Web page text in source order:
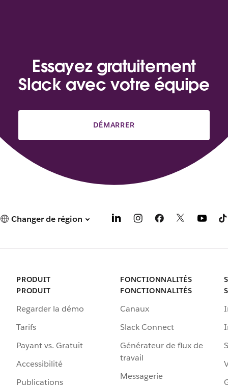
Essayez gratuitement
Slack avec votre équipe
DÉMARRER
Changer de région
PRODUIT
PRODUIT
Regarder la démo
Tarifs
Payant vs. Gratuit
Accessibilité
Publications
FONCTIONNALITÉS
FONCTIONNALITÉS
Canaux
Slack Connect
Générateur de flux de
travail
Messagerie